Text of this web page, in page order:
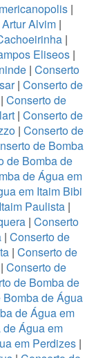
|
Alvim |
|
Eliseos |
| Conserto
| Conserto de
| Conserto de
| Conserto de
| Conserto de
de Bomba
de Bomba de
de Água em
em Itaim Bibi
Paulista |
| Conserto
| Conserto de
| Conserto de
| Conserto de
de Bomba de
de Água
de Água em
Água em
em Perdizes |